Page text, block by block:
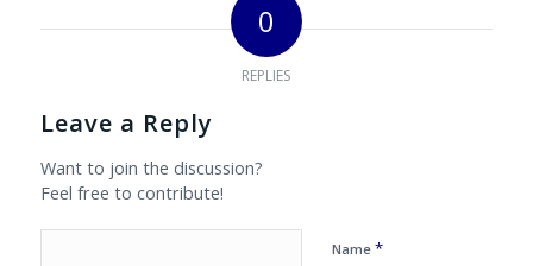
0
REPLIES
Leave a Reply
Want to join the discussion?
Feel free to contribute!
Name *